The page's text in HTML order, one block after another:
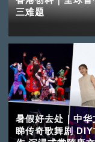
三难题
暑假好去处｜中华
睇传奇歌舞剧